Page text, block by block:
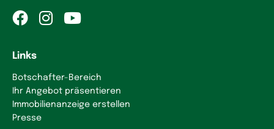
Links
Botschafter-Bereich
Ihr Angebot präsentieren
Immobilienanzeige erstellen
Presse